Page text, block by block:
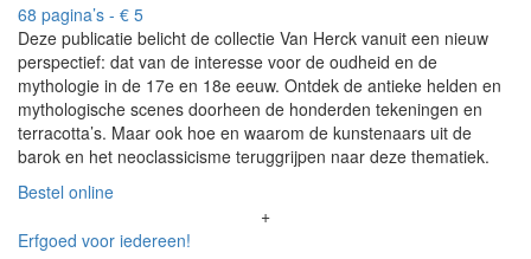
68 pagina’s - € 5
Deze publicatie belicht de collectie Van Herck vanuit een nieuw
perspectief: dat van de interesse voor de oudheid en de
mythologie in de 17e en 18e eeuw. Ontdek de antieke helden en
mythologische scenes doorheen de honderden tekeningen en
terracotta’s. Maar ook hoe en waarom de kunstenaars uit de
barok en het neoclassicisme teruggrijpen naar deze thematiek.
Bestel online
+
Erfgoed voor iedereen!